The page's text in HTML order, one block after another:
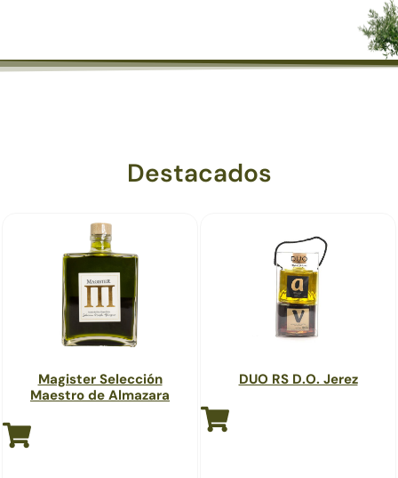
Destacados
Magister Selección
Maestro de Almazara
DUO RS D.O. Jerez